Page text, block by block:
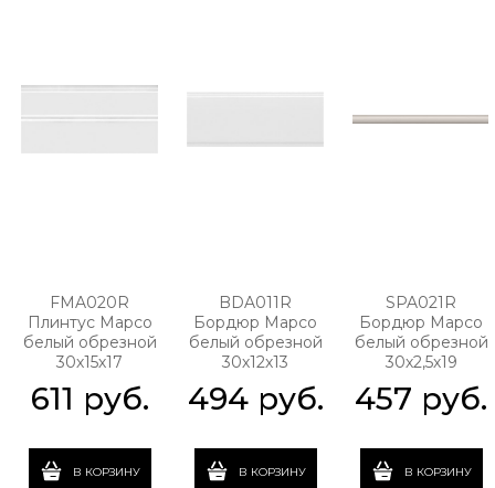
FMA020R
Плинтус Марсо
белый обрезной
30х15х17
611 руб.
В КОРЗИНУ
BDA011R
Бордюр Марсо
белый обрезной
30х12х13
494 руб.
В КОРЗИНУ
SPA021R
Бордюр Марсо
белый обрезной
30х2,5х19
457 руб.
В КОРЗИНУ